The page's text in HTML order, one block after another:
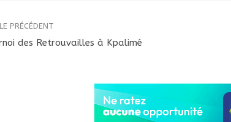
PRÉCÉDENT
des Retrouvailles à Kpalimé